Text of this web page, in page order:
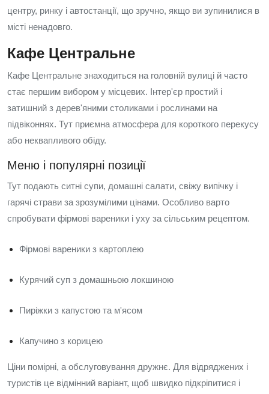
центру, ринку і автостанції, що зручно, якщо ви зупинилися в
місті ненадовго.
Кафе Центральне
Кафе Центральне знаходиться на головній вулиці й часто
стає першим вибором у місцевих. Інтер'єр простий і
затишний з дерев'яними столиками і рослинами на
підвіконнях. Тут приємна атмосфера для короткого перекусу
або неквапливого обіду.
Меню і популярні позиції
Тут подають ситні супи, домашні салати, свіжу випічку і
гарячі страви за зрозумілими цінами. Особливо варто
спробувати фірмові вареники і уху за сільським рецептом.
Фірмові вареники з картоплею
Курячий суп з домашньою локшиною
Пиріжки з капустою та м'ясом
Капучино з корицею
Ціни помірні, а обслуговування дружнє. Для відряджених і
туристів це відмінний варіант, щоб швидко підкріпитися і